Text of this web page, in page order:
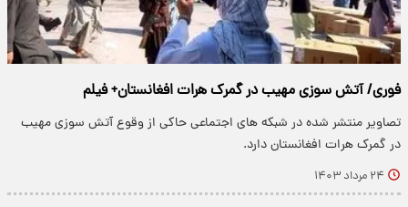
فوری/ آتش سوزی مهیب در گمرک هرات افغانستان+ فیلم
تصاویر منتشر شده در شبکه های اجتماعی حاکی از وقوع آتش سوزی مهیب
در گمرک هرات افغانستان دارد.
۲۴ مرداد ۱۴۰۳